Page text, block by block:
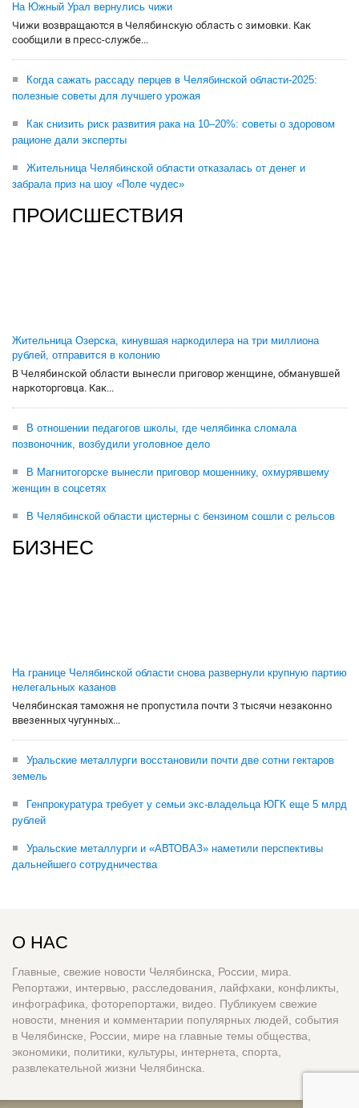
На Южный Урал вернулись чижи
Чижи возвращаются в Челябинскую область с зимовки. Как
сообщили в пресс-службе...
Когда сажать рассаду перцев в Челябинской области-2025:
полезные советы для лучшего урожая
Как снизить риск развития рака на 10–20%: советы о здоровом
рационе дали эксперты
Жительница Челябинской области отказалась от денег и
забрала приз на шоу «Поле чудес»
ПРОИСШЕСТВИЯ
Жительница Озерска, кинувшая наркодилера на три миллиона
рублей, отправится в колонию
В Челябинской области вынесли приговор женщине, обманувшей
наркоторговца. Как...
В отношении педагогов школы, где челябинка сломала
позвоночник, возбудили уголовное дело
В Магнитогорске вынесли приговор мошеннику, охмурявшему
женщин в соцсетях
В Челябинской области цистерны с бензином сошли с рельсов
БИЗНЕС
На границе Челябинской области снова развернули крупную партию
нелегальных казанов
Челябинская таможня не пропустила почти 3 тысячи незаконно
ввезенных чугунных...
Уральские металлурги восстановили почти две сотни гектаров
земель
Генпрокуратура требует у семьи экс-владельца ЮГК еще 5 млрд
рублей
Уральские металлурги и «АВТОВАЗ» наметили перспективы
дальнейшего сотрудничества
О НАС
Главные, свежие новости Челябинска, России, мира.
Репортажи, интервью, расследования, лайфхаки, конфликты,
инфографика, фоторепортажи, видео. Публикуем свежие
новости, мнения и комментарии популярных людей, события
в Челябинске, России, мире на главные темы общества,
экономики, политики, культуры, интернета, спорта,
развлекательной жизни Челябинска.